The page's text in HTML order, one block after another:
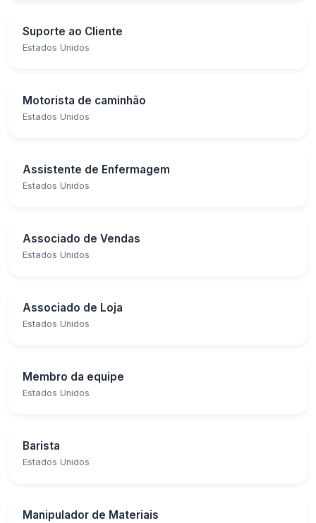
Suporte ao Cliente
Estados Unidos
Motorista de caminhão
Estados Unidos
Assistente de Enfermagem
Estados Unidos
Associado de Vendas
Estados Unidos
Associado de Loja
Estados Unidos
Membro da equipe
Estados Unidos
Barista
Estados Unidos
Manipulador de Materiais